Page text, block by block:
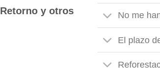
Retorno y otros No me
El plazo